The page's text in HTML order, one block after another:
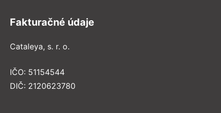
Fakturačné údaje
Cataleya, s. r. o.
IČO: 51154544
DIČ: 2120623780